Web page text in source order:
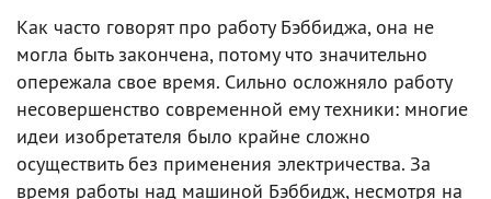
Как часто говорят про работу Бэббиджа, она не
могла быть закончена, потому что значительно
опережала свое время. Сильно осложняло работу
несовершенство современной ему техники: многие
идеи изобретателя было крайне сложно
осуществить без применения электричества. За
время работы над машиной Бэббидж, несмотря на